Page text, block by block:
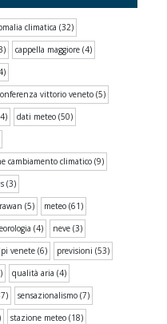
climatica (32)
cappella maggiore (4)
vittorio veneto (5)
dati meteo (50)
cambiamento climatico (9)
(3)
(5) meteo (61)
(4) neve (3)
venete (6) previsioni (53)
qualità aria (4)
sensazionalismo (7)
stazione meteo (18)